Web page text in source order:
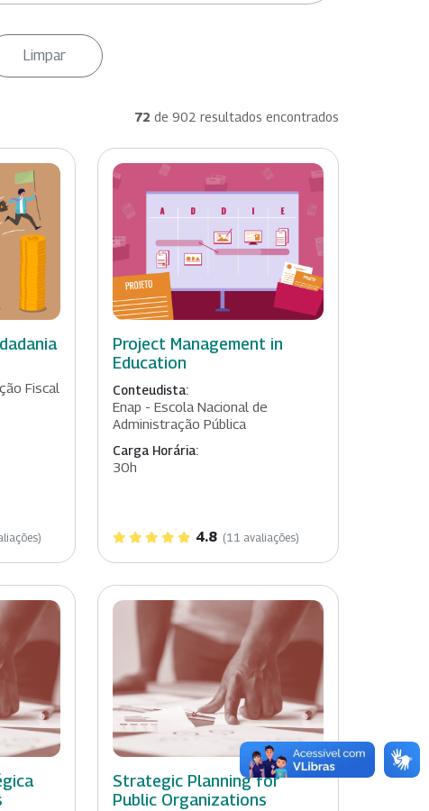
Limpar
72 de 902 resultados encontrados
Fiscal
Project Management in
Education
Conteudista:
Enap - Escola Nacional de
Administração Pública
Carga Horária:
30h
4.8 (11 avaliações)
Strategic Planning for
Public Organizations